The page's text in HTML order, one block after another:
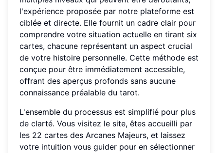
l'expérience proposée par notre plateforme est
ciblée et directe. Elle fournit un cadre clair pour
comprendre votre situation actuelle en tirant six
cartes, chacune représentant un aspect crucial
de votre histoire personnelle. Cette méthode est
conçue pour être immédiatement accessible,
offrant des aperçus profonds sans aucune
connaissance préalable du tarot.
L'ensemble du processus est simplifié pour plus
de clarté. Vous visitez le site, êtes accueilli par
les 22 cartes des Arcanes Majeurs, et laissez
votre intuition vous guider pour en sélectionner